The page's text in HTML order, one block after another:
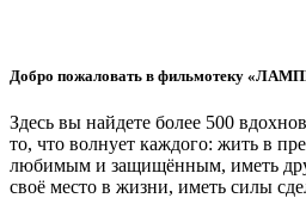
Добро пожаловать в фильмотеку
Здесь вы найдете более 500
то, что волнует каждого: жить в
любимым и защищённым, иметь
своё место в жизни, иметь силы